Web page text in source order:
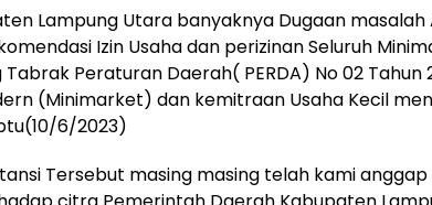
Lampung Utara banyaknya Dugaan
Izin Usaha dan perizinan Seluruh
Peraturan Daerah( PERDA) No 02 Tahun
(Minimarket) dan kemitraan Usaha Kecil
6/2023)
Tersebut masing masing telah kami